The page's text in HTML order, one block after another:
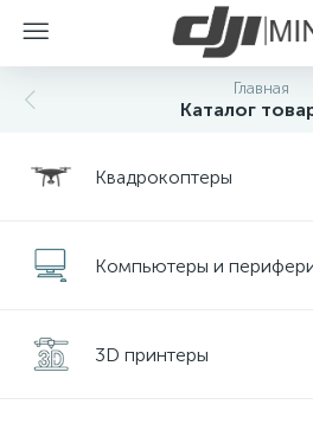
Главная
Каталог
Квадрокоптеры
Компьютеры и
3D принтеры